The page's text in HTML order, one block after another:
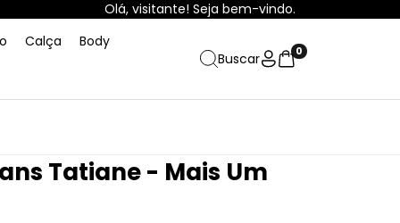
Olá, visitante! Seja bem-vindo.
Calça
Body
Buscar
0
Tatiane - Mais Um